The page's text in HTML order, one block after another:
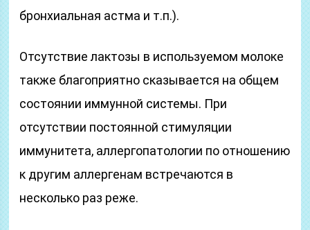
бронхиальная астма и т.п.).
Отсутствие лактозы в используемом молоке
также благоприятно сказывается на общем
состоянии иммунной системы. При
отсутствии постоянной стимуляции
иммунитета, аллергопатологии по отношению
к другим аллергенам встречаются в
несколько раз реже.